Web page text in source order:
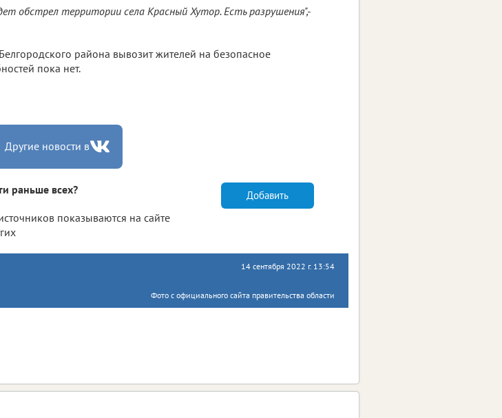
обстрел территории села Красный Хутор. Есть разрушения",-
района вывозит жителей на безопасное
пока нет.
Другие новости в
раньше всех?
показываются на сайте
Добавить
14 сентября 2022 г. 13:54
Фото с официального сайта правительства области